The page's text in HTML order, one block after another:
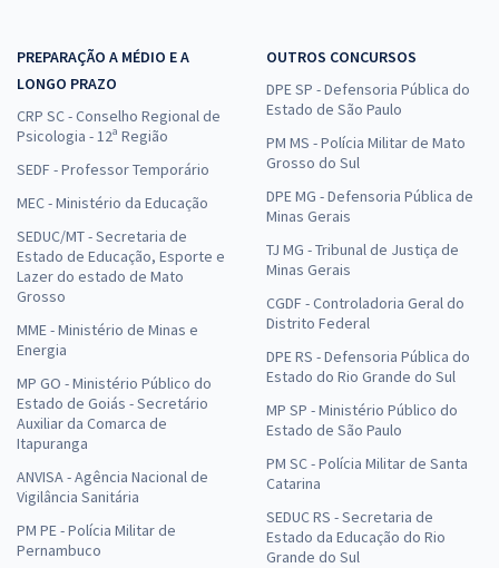
PREPARAÇÃO A MÉDIO E A
LONGO PRAZO
CRP SC - Conselho Regional de
Psicologia - 12ª Região
SEDF - Professor Temporário
MEC - Ministério da Educação
SEDUC/MT - Secretaria de
Estado de Educação, Esporte e
Lazer do estado de Mato
Grosso
MME - Ministério de Minas e
Energia
MP GO - Ministério Público do
Estado de Goiás - Secretário
Auxiliar da Comarca de
Itapuranga
ANVISA - Agência Nacional de
Vigilância Sanitária
PM PE - Polícia Militar de
Pernambuco
OUTROS CONCURSOS
DPE SP - Defensoria Pública do
Estado de São Paulo
PM MS - Polícia Militar de Mato
Grosso do Sul
DPE MG - Defensoria Pública de
Minas Gerais
TJ MG - Tribunal de Justiça de
Minas Gerais
CGDF - Controladoria Geral do
Distrito Federal
DPE RS - Defensoria Pública do
Estado do Rio Grande do Sul
MP SP - Ministério Público do
Estado de São Paulo
PM SC - Polícia Militar de Santa
Catarina
SEDUC RS - Secretaria de
Estado da Educação do Rio
Grande do Sul